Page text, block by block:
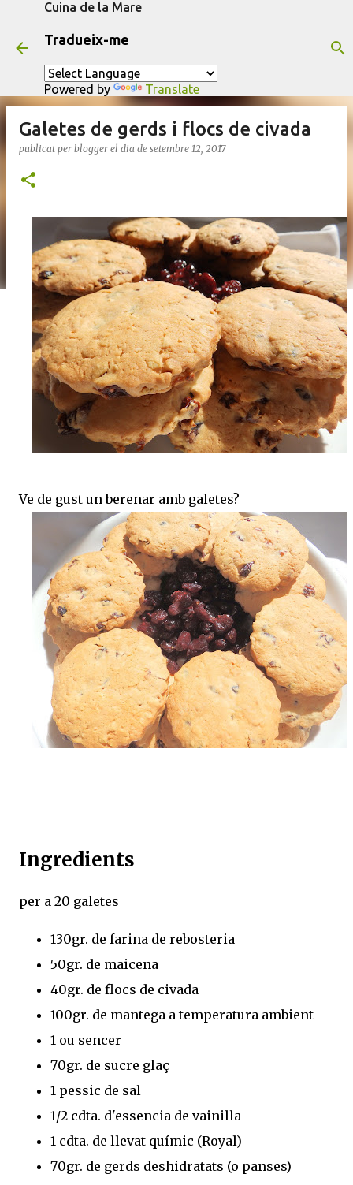
Cuina de la Mare
Tradueix-me
Powered by Translate
Galetes de gerds i flocs de civada
publicat per blogger el dia de setembre 12, 2017
Ve de gust un berenar amb galetes?
Ingredients
per a 20 galetes
130gr. de farina de rebosteria
50gr. de maicena
40gr. de flocs de civada
100gr. de mantega a temperatura ambient
1 ou sencer
70gr. de sucre glaç
1 pessic de sal
1/2 cdta. d'essencia de vainilla
1 cdta. de llevat químic (Royal)
70gr. de gerds deshidratats (o panses)